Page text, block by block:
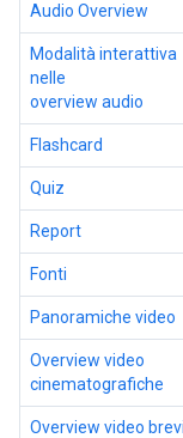
Audio Overview
Modalità interattiva
nelle
overview audio
Flashcard
Quiz
Report
Fonti
Panoramiche video
Overview video
cinematografiche
Overview video brevi